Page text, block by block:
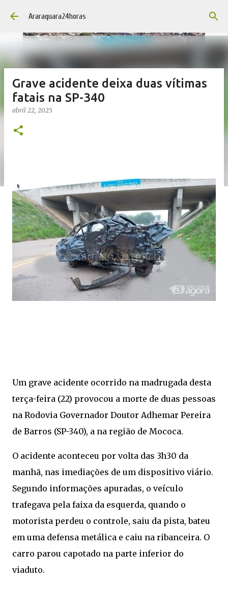
Pular para o conteúdo principal
Araraquara24horas
Grave acidente deixa duas vítimas
fatais na SP-340
abril 22, 2025
Um grave acidente ocorrido na madrugada desta
terça-feira (22) provocou a morte de duas pessoas
na Rodovia Governador Doutor Adhemar Pereira
de Barros (SP-340), a na região de Mococa.
O acidente aconteceu por volta das 3h30 da
manhã, nas imediações de um dispositivo viário.
Segundo informações apuradas, o veículo
trafegava pela faixa da esquerda, quando o
motorista perdeu o controle, saiu da pista, bateu
em uma defensa metálica e caiu na ribanceira. O
carro parou capotado na parte inferior do
viaduto.